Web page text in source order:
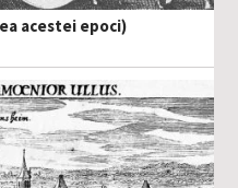
acestei epoci)